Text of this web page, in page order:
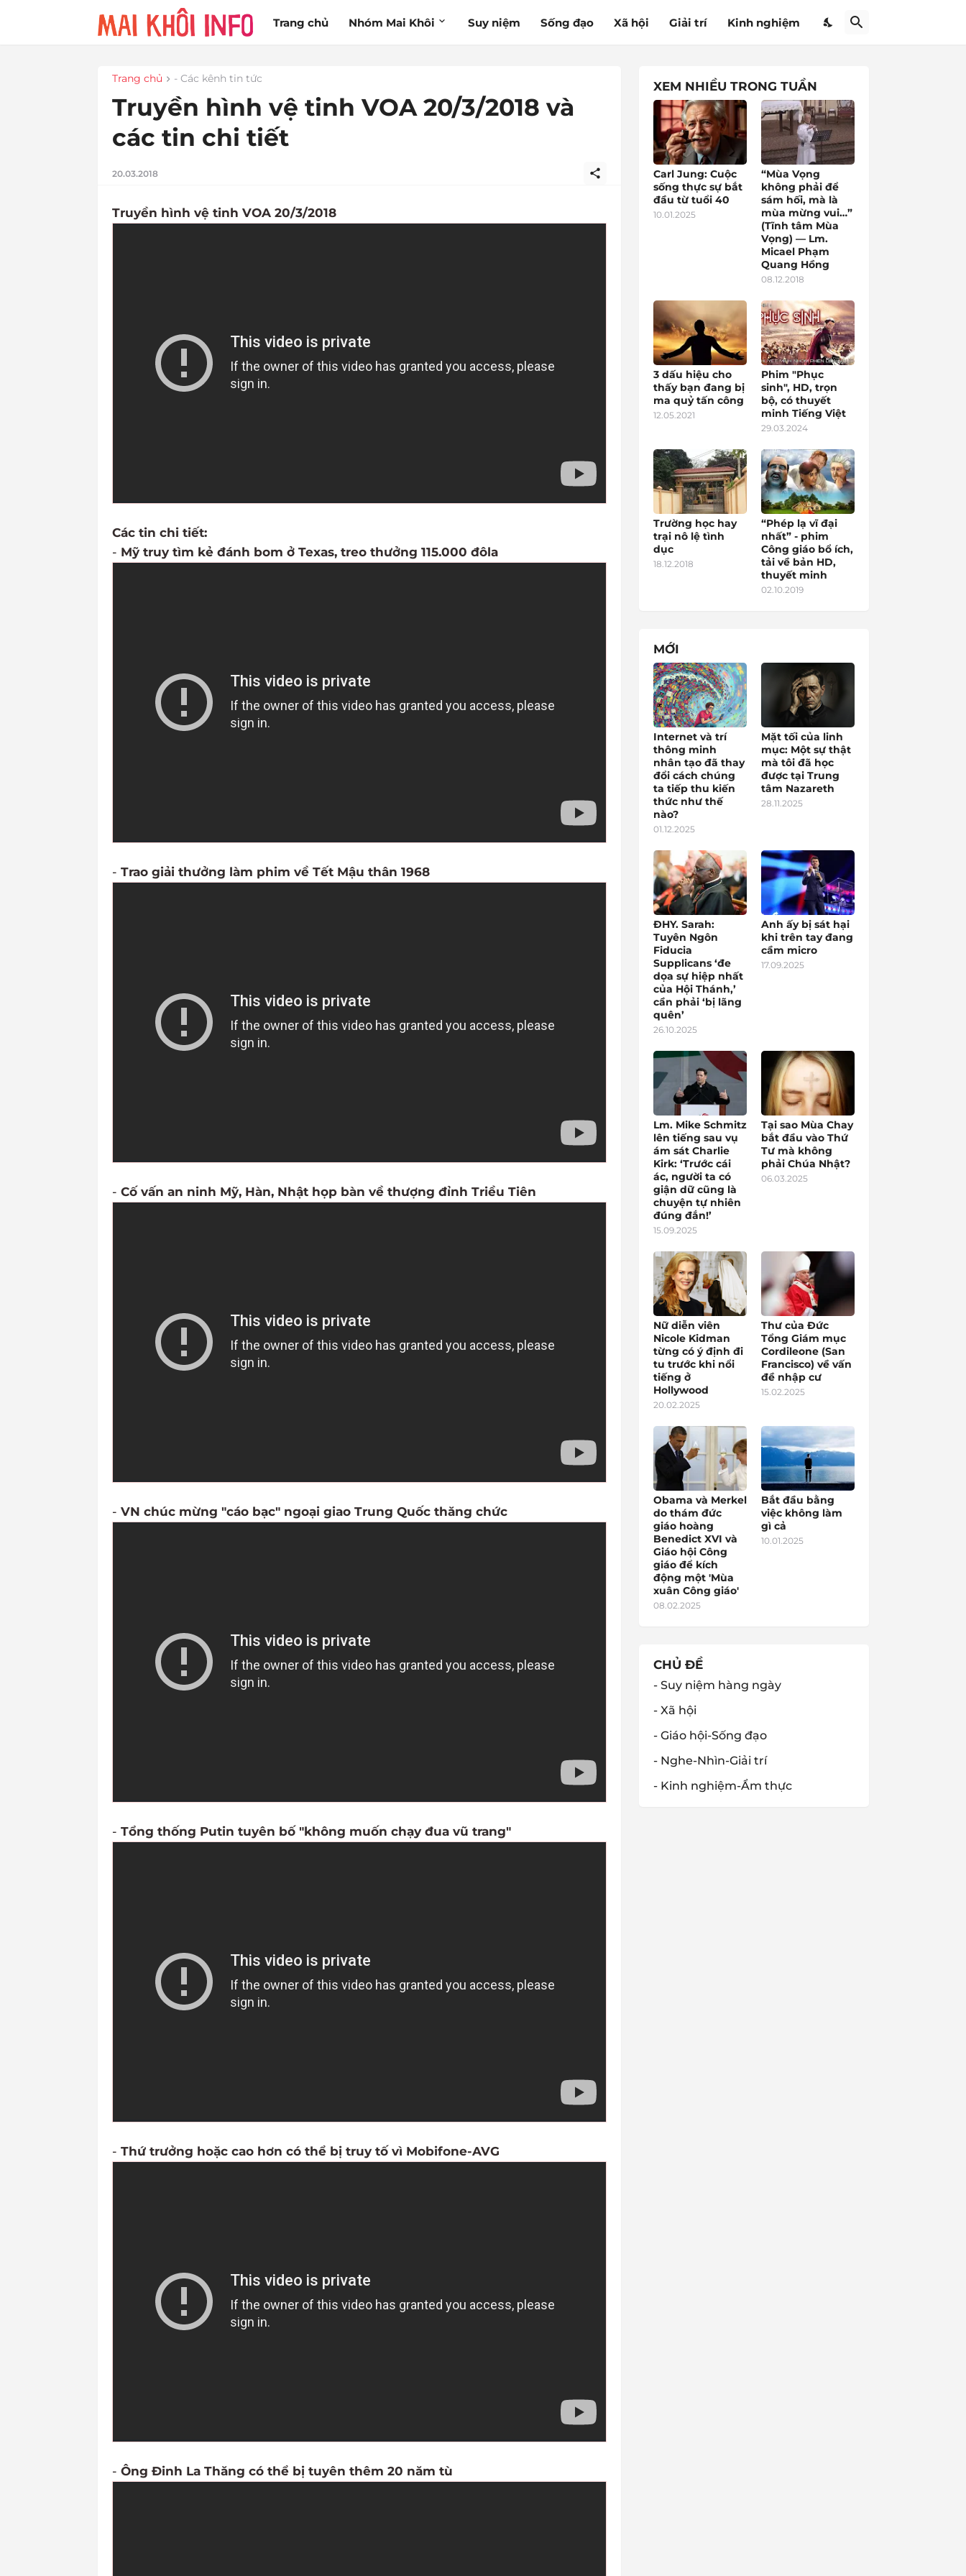
Trang chủ Nhóm Mai Khôi Suy niệm Sống đạo Xã hội Giải trí Kinh nghiệm
Trang chủ - Các kênh tin tức
Truyền hình vệ tinh VOA 20/3/2018 và
các tin chi tiết
20.03.2018
Truyền hình vệ tinh VOA 20/3/2018
Các tin chi tiết:
- Mỹ truy tìm kẻ đánh bom ở Texas, treo thưởng 115.000 đôla
- Trao giải thưởng làm phim về Tết Mậu thân 1968
- Cố vấn an ninh Mỹ, Hàn, Nhật họp bàn về thượng đỉnh Triều Tiên
- VN chúc mừng "cáo bạc" ngoại giao Trung Quốc thăng chức
- Tổng thống Putin tuyên bố "không muốn chạy đua vũ trang"
- Thứ trưởng hoặc cao hơn có thể bị truy tố vì Mobifone-AVG
- Ông Đinh La Thăng có thể bị tuyên thêm 20 năm tù
XEM NHIỀU TRONG TUẦN
Carl Jung: Cuộc
sống thực sự bắt
đầu từ tuổi 40
10.01.2025
“Mùa Vọng
không phải để
sám hối, mà là
mùa mừng vui…”
(Tĩnh tâm Mùa
Vọng) — Lm.
Micael Phạm
Quang Hồng
08.12.2018
3 dấu hiệu cho
thấy bạn đang bị
ma quỷ tấn công
12.05.2021
Phim "Phục
sinh", HD, trọn
bộ, có thuyết
minh Tiếng Việt
29.03.2024
Trường học hay
trại nô lệ tình
dục
18.12.2018
“Phép lạ vĩ đại
nhất” - phim
Công giáo bổ ích,
tải về bản HD,
thuyết minh
02.10.2019
MỚI
Internet và trí
thông minh
nhân tạo đã thay
đổi cách chúng
ta tiếp thu kiến
thức như thế
nào?
01.12.2025
Mặt tối của linh
mục: Một sự thật
mà tôi đã học
được tại Trung
tâm Nazareth
28.11.2025
ĐHY. Sarah:
Tuyên Ngôn
Fiducia
Supplicans ‘đe
dọa sự hiệp nhất
của Hội Thánh,’
cần phải ‘bị lãng
quên’
26.10.2025
Anh ấy bị sát hại
khi trên tay đang
cầm micro
17.09.2025
Lm. Mike Schmitz
lên tiếng sau vụ
ám sát Charlie
Kirk: ‘Trước cái
ác, người ta có
giận dữ cũng là
chuyện tự nhiên
đúng đắn!’
15.09.2025
Tại sao Mùa Chay
bắt đầu vào Thứ
Tư mà không
phải Chúa Nhật?
06.03.2025
Nữ diễn viên
Nicole Kidman
từng có ý định đi
tu trước khi nổi
tiếng ở
Hollywood
20.02.2025
Thư của Đức
Tổng Giám mục
Cordileone (San
Francisco) về vấn
đề nhập cư
15.02.2025
Obama và Merkel
do thám đức
giáo hoàng
Benedict XVI và
Giáo hội Công
giáo để kích
động một 'Mùa
xuân Công giáo'
08.02.2025
Bắt đầu bằng
việc không làm
gì cả
10.01.2025
CHỦ ĐỀ
- Suy niệm hàng ngày
- Xã hội
- Giáo hội-Sống đạo
- Nghe-Nhìn-Giải trí
- Kinh nghiệm-Ẩm thực